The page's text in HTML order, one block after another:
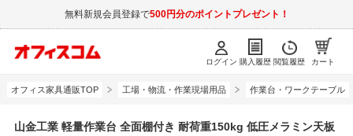
無料新規会員登録で500円分のポイントプレゼント！
ログイン 購入履歴 閲覧履歴 カート
オフィス家具通販TOP 工場・物流・作業現場用品 作業台・ワークテーブル
山金工業 軽量作業台 全面棚付き 耐荷重150kg 低圧メラミン天板